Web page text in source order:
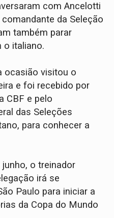
com Ancelotti
da Seleção
também parar
o italiano.
ocasião visitou o
e foi recebido por
CBF e pelo
das Seleções
para conhecer a
o treinador
irá se
Paulo para iniciar a
da Copa do Mundo